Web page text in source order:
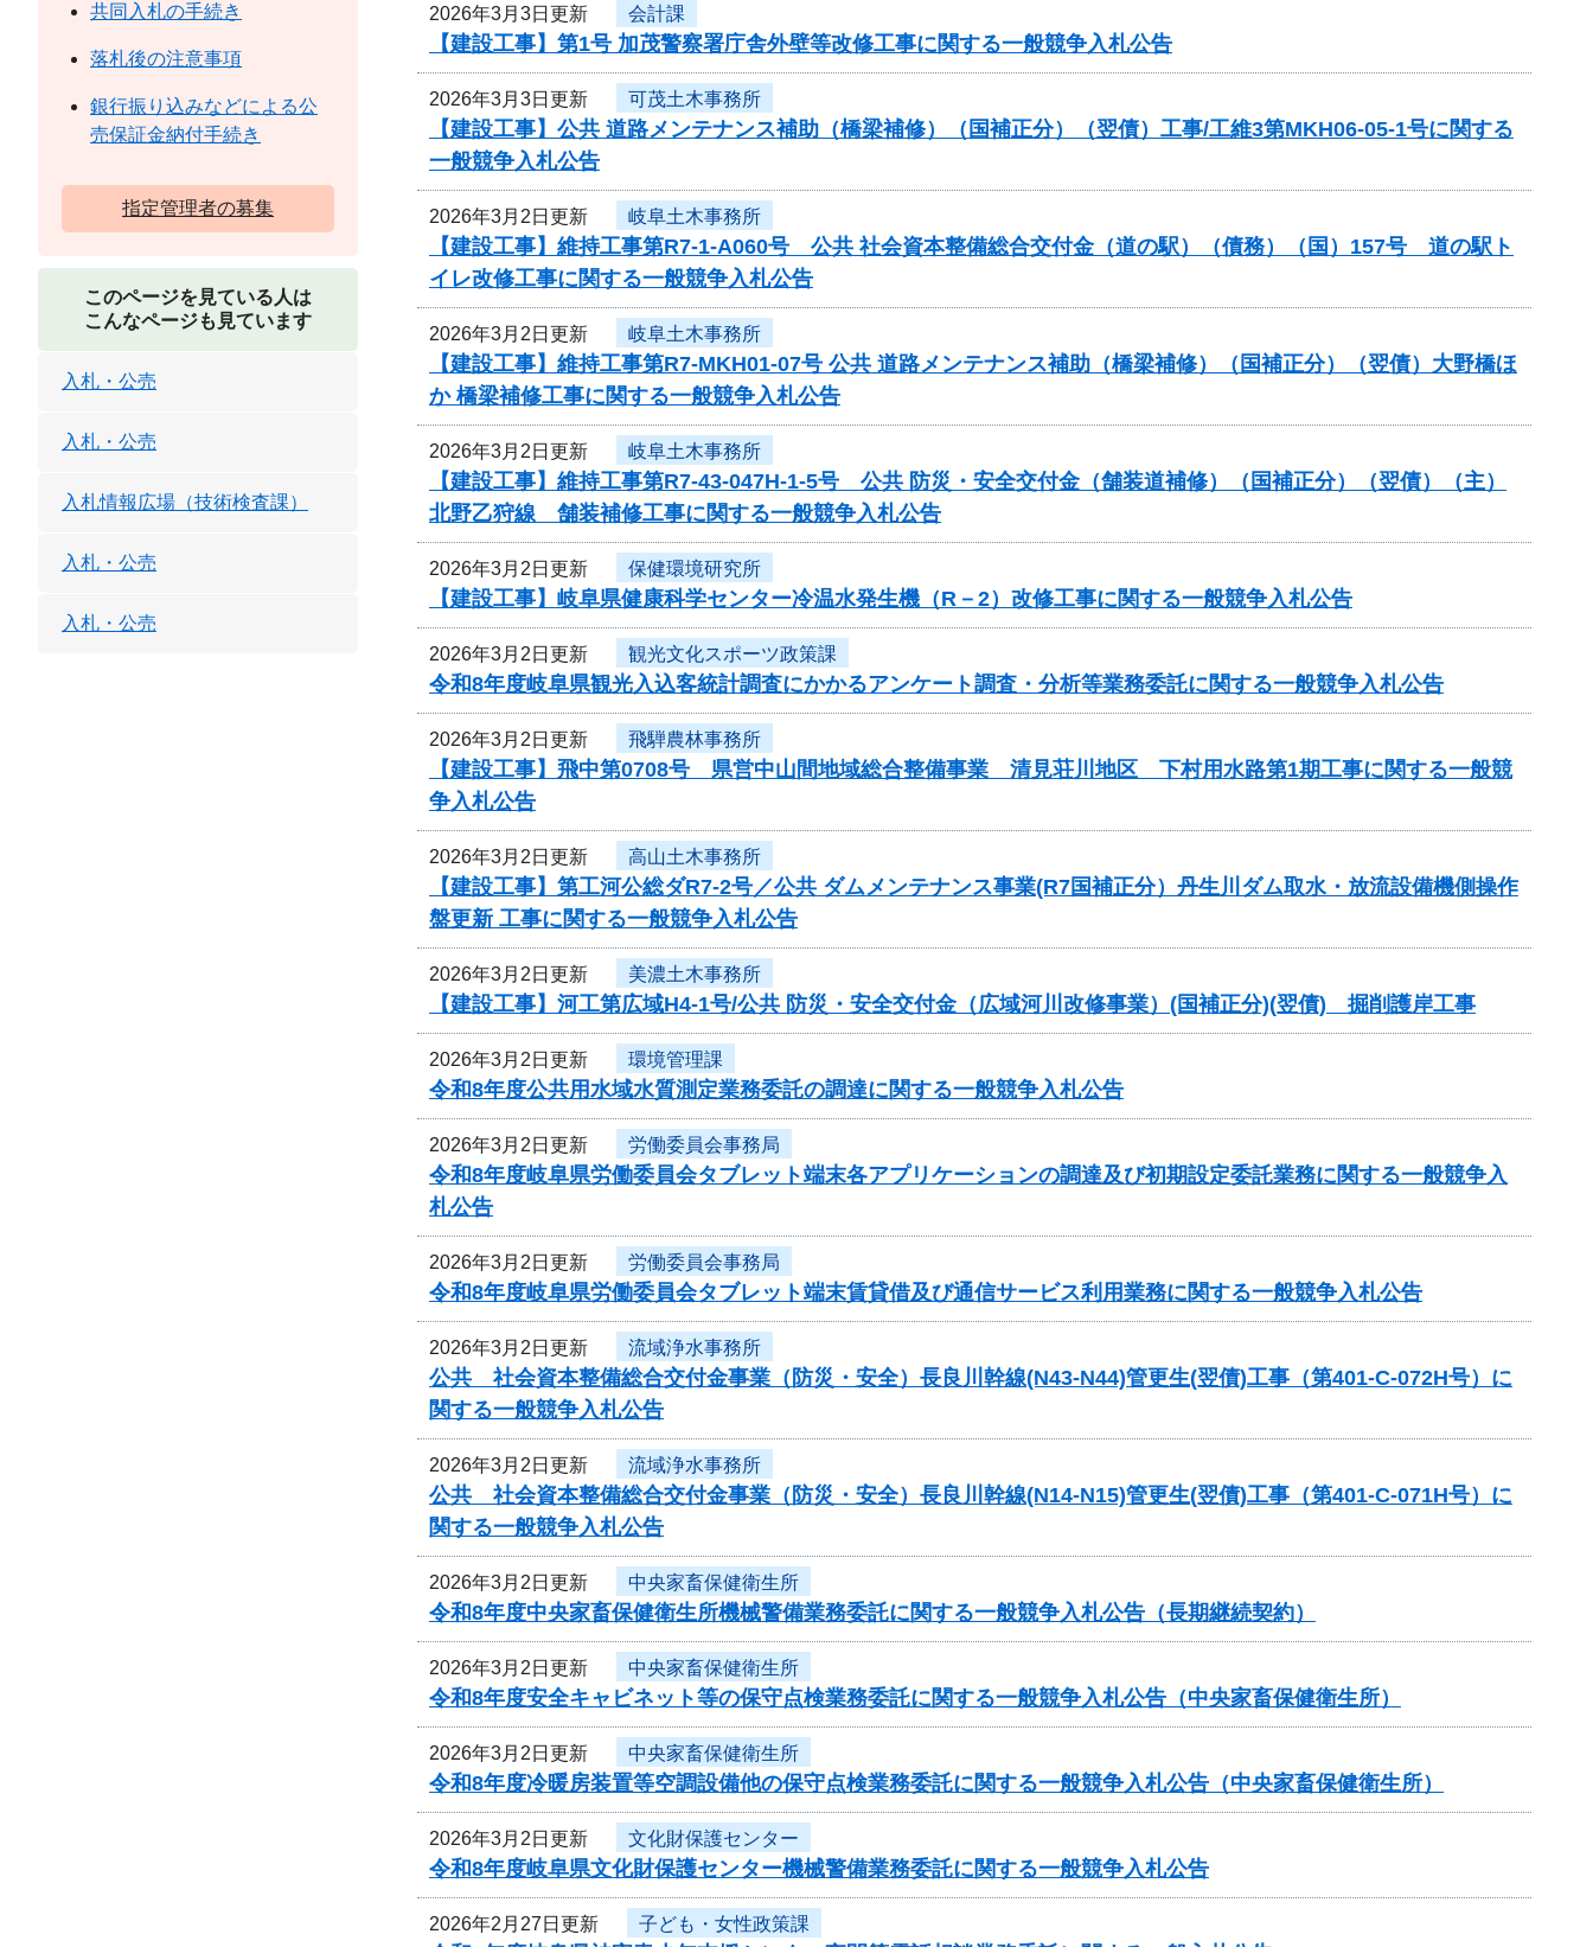
2026年3月3日更新 会計課
【建設工事】第1号 加茂警察署庁舎外壁等改修工事に関する一般競争入札公告
2026年3月3日更新 可茂土木事務所
【建設工事】公共 道路メンテナンス補助（橋梁補修）（国補正分）（翌債）工事/工維3第MKH06-05-1号に関する
一般競争入札公告
2026年3月2日更新 岐阜土木事務所
【建設工事】維持工事第R7-1-A060号 公共 社会資本整備総合交付金（道の駅）（債務）（国）157号 道の駅ト
イレ改修工事に関する一般競争入札公告
2026年3月2日更新 岐阜土木事務所
【建設工事】維持工事第R7-MKH01-07号 公共 道路メンテナンス補助（橋梁補修）（国補正分）（翌債）大野橋ほ
か 橋梁補修工事に関する一般競争入札公告
2026年3月2日更新 岐阜土木事務所
【建設工事】維持工事第R7-43-047H-1-5号 公共 防災・安全交付金（舗装道補修）（国補正分）（翌債）（主）
北野乙狩線 舗装補修工事に関する一般競争入札公告
2026年3月2日更新 保健環境研究所
【建設工事】岐阜県健康科学センター冷温水発生機（R－2）改修工事に関する一般競争入札公告
2026年3月2日更新 観光文化スポーツ政策課
令和8年度岐阜県観光入込客統計調査にかかるアンケート調査・分析等業務委託に関する一般競争入札公告
2026年3月2日更新 飛騨農林事務所
【建設工事】飛中第0708号 県営中山間地域総合整備事業 清見荘川地区 下村用水路第1期工事に関する一般競
争入札公告
2026年3月2日更新 高山土木事務所
【建設工事】第工河公総ダR7-2号／公共 ダムメンテナンス事業(R7国補正分）丹生川ダム取水・放流設備機側操作
盤更新 工事に関する一般競争入札公告
2026年3月2日更新 美濃土木事務所
【建設工事】河工第広域H4-1号/公共 防災・安全交付金（広域河川改修事業）(国補正分)(翌債) 掘削護岸工事
2026年3月2日更新 環境管理課
令和8年度公共用水域水質測定業務委託の調達に関する一般競争入札公告
2026年3月2日更新 労働委員会事務局
令和8年度岐阜県労働委員会タブレット端末各アプリケーションの調達及び初期設定委託業務に関する一般競争入
札公告
2026年3月2日更新 労働委員会事務局
令和8年度岐阜県労働委員会タブレット端末賃貸借及び通信サービス利用業務に関する一般競争入札公告
2026年3月2日更新 流域浄水事務所
公共 社会資本整備総合交付金事業（防災・安全）長良川幹線(N43-N44)管更生(翌債)工事（第401-C-072H号）に
関する一般競争入札公告
2026年3月2日更新 流域浄水事務所
公共 社会資本整備総合交付金事業（防災・安全）長良川幹線(N14-N15)管更生(翌債)工事（第401-C-071H号）に
関する一般競争入札公告
2026年3月2日更新 中央家畜保健衛生所
令和8年度中央家畜保健衛生所機械警備業務委託に関する一般競争入札公告（長期継続契約）
2026年3月2日更新 中央家畜保健衛生所
令和8年度安全キャビネット等の保守点検業務委託に関する一般競争入札公告（中央家畜保健衛生所）
2026年3月2日更新 中央家畜保健衛生所
令和8年度冷暖房装置等空調設備他の保守点検業務委託に関する一般競争入札公告（中央家畜保健衛生所）
2026年3月2日更新 文化財保護センター
令和8年度岐阜県文化財保護センター機械警備業務委託に関する一般競争入札公告
2026年2月27日更新 子ども・女性政策課
共同入札の手続き
落札後の注意事項
銀行振り込みなどによる公
売保証金納付手続き
指定管理者の募集
このページを見ている人は
こんなページも見ています
入札・公売
入札・公売
入札情報広場（技術検査課）
入札・公売
入札・公売